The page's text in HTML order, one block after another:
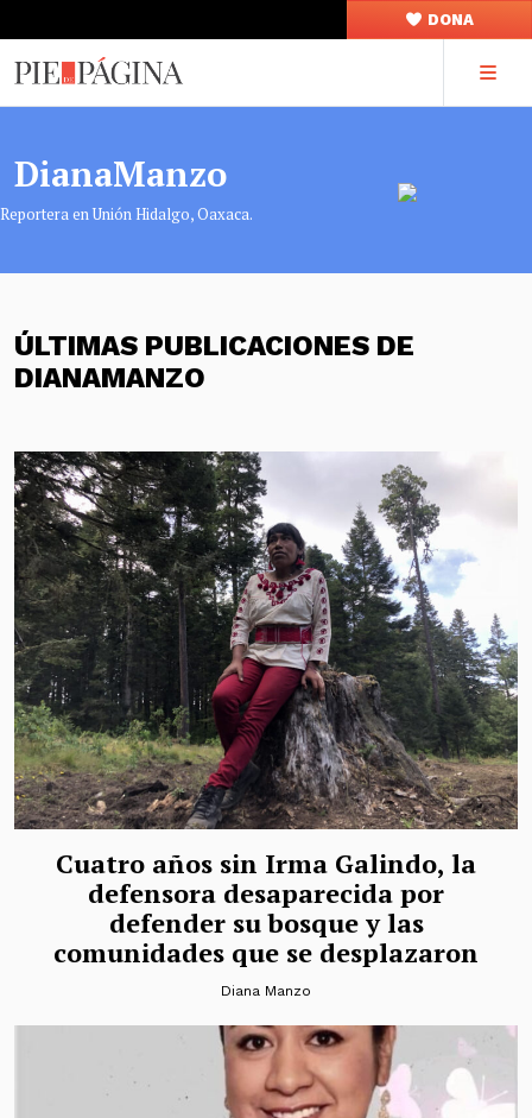
DONA
DianaManzo
Reportera en Unión Hidalgo, Oaxaca.
ÚLTIMAS PUBLICACIONES DE
DIANAMANZO
Cuatro años sin Irma Galindo, la
defensora desaparecida por
defender su bosque y las
comunidades que se desplazaron
Diana Manzo